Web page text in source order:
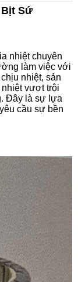
Bịt Sứ
nhiệt chuyên
làm việc với
nhiệt, sản
nhiệt vượt trội
Đây là sự lựa
cầu sự bền